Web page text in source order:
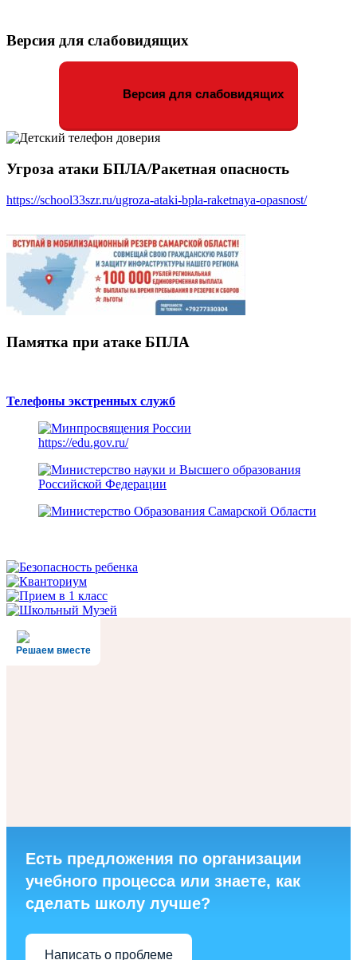
Версия для слабовидящих
Версия для слабовидящих
Угроза атаки БПЛА/Ракетная опасность
https://school33szr.ru/ugroza-ataki-bpla-raketnaya-opasnost/
Памятка при атаке БПЛА
Телефоны экстренных служб
https://edu.gov.ru/
Решаем вместе
Есть предложения по организации
учебного процесса или знаете, как
сделать школу лучше?
Написать о проблеме